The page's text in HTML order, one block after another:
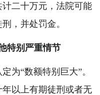
二十万元，法院可能
，并处罚金。
特别严重情节
为“数额特别巨大”。
以上有期徒刑或者无